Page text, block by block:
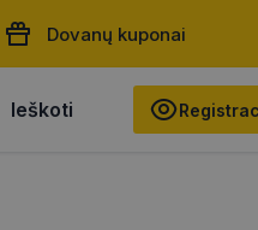
Dovanų kuponai
Ieškoti
Ieškoti